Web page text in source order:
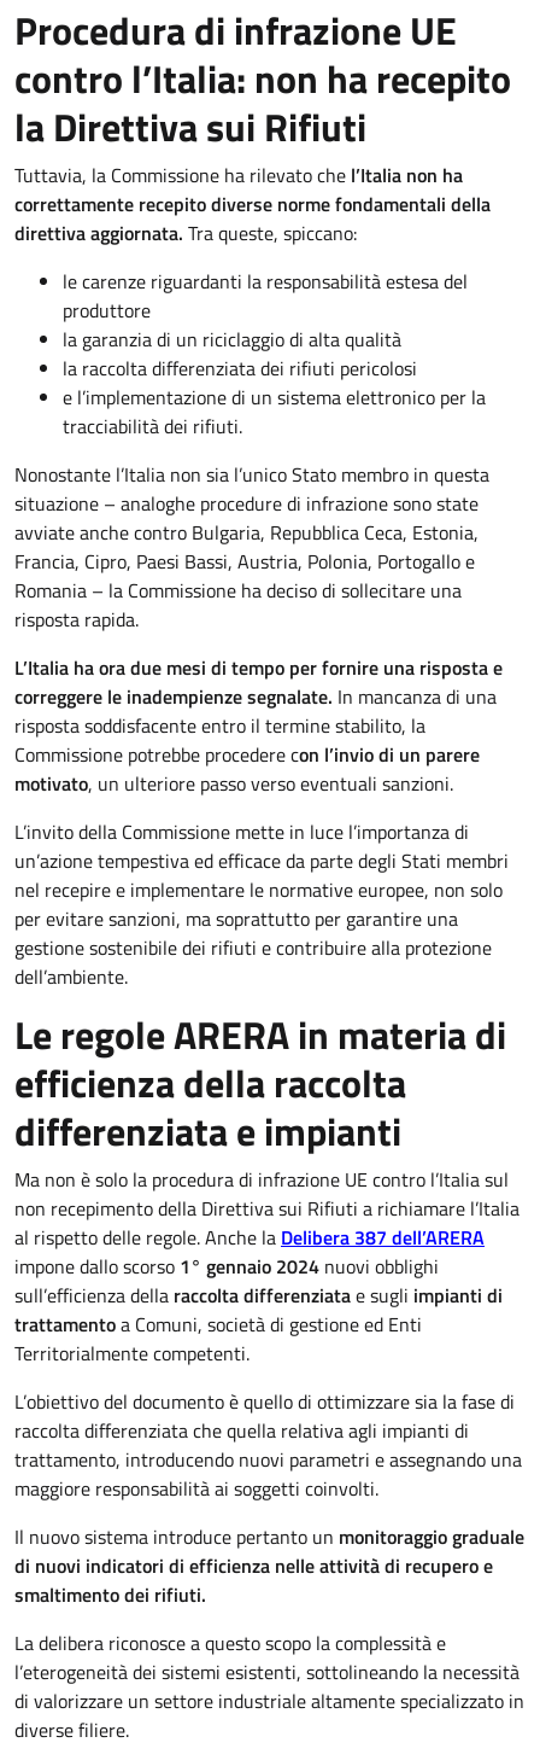
Procedura di infrazione UE
contro l’Italia: non ha recepito
la Direttiva sui Rifiuti
Tuttavia, la Commissione ha rilevato che l’Italia non ha
correttamente recepito diverse norme fondamentali della
direttiva aggiornata. Tra queste, spiccano:
le carenze riguardanti la responsabilità estesa del
produttore
la garanzia di un riciclaggio di alta qualità
la raccolta differenziata dei rifiuti pericolosi
e l’implementazione di un sistema elettronico per la
tracciabilità dei rifiuti.
Nonostante l’Italia non sia l’unico Stato membro in questa
situazione – analoghe procedure di infrazione sono state
avviate anche contro Bulgaria, Repubblica Ceca, Estonia,
Francia, Cipro, Paesi Bassi, Austria, Polonia, Portogallo e
Romania – la Commissione ha deciso di sollecitare una
risposta rapida.
L’Italia ha ora due mesi di tempo per fornire una risposta e
correggere le inadempienze segnalate. In mancanza di una
risposta soddisfacente entro il termine stabilito, la
Commissione potrebbe procedere con l’invio di un parere
motivato, un ulteriore passo verso eventuali sanzioni.
L’invito della Commissione mette in luce l’importanza di
un’azione tempestiva ed efficace da parte degli Stati membri
nel recepire e implementare le normative europee, non solo
per evitare sanzioni, ma soprattutto per garantire una
gestione sostenibile dei rifiuti e contribuire alla protezione
dell’ambiente.
Le regole ARERA in materia di
efficienza della raccolta
differenziata e impianti
Ma non è solo la procedura di infrazione UE contro l’Italia sul
non recepimento della Direttiva sui Rifiuti a richiamare l’Italia
al rispetto delle regole. Anche la Delibera 387 dell’ARERA
impone dallo scorso 1° gennaio 2024 nuovi obblighi
sull’efficienza della raccolta differenziatae sugli impianti di
trattamentoa Comuni, società di gestione ed Enti
Territorialmente competenti.
L’obiettivo del documento è quello di ottimizzare sia la fase di
raccolta differenziata che quella relativa agli impianti di
trattamento, introducendo nuovi parametri e assegnando una
maggiore responsabilità ai soggetti coinvolti.
Il nuovo sistema introduce pertanto un monitoraggio graduale
di nuovi indicatori di efficienza nelle attività di recupero e
smaltimento dei rifiuti.
La delibera riconosce a questo scopo la complessità e
l’eterogeneità dei sistemi esistenti, sottolineando la necessità
di valorizzare un settore industriale altamente specializzato in
diverse filiere.